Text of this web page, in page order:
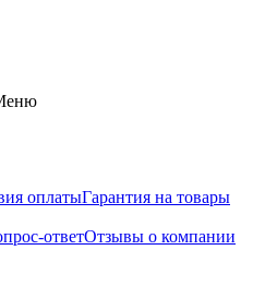
оплатыГарантия на товары
ответОтзывы о компании